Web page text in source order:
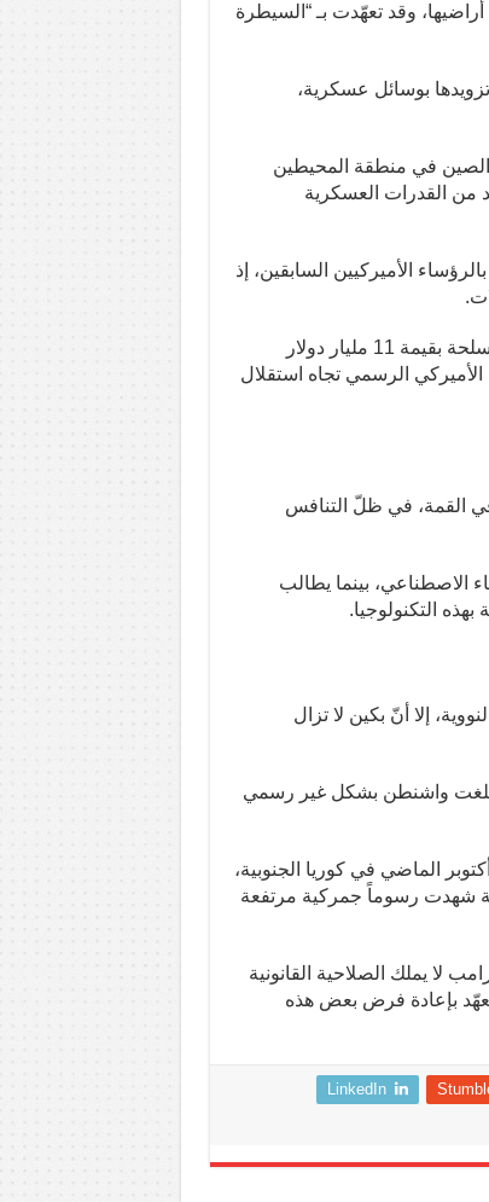
مليون نسمة، جزءاً من أراضيها، وقد تعهّدت بـ “السيطرة
تزويدها بوسائل عسكرية،
الصين في منطقة المحيطين
من القدرات العسكرية
الأميركيين السابقين، إذ
وأفادت تقارير بأنّ وزارة الخارجية الأميركية علّقت مؤقتاً حزمة أسلحة بقيمة 11 مليار دولار
الرسمي تجاه استقلال
القمة، في ظلّ التنافس
الاصطناعي، بينما يطالب
التكنولوجيا.
إلا أنّ بكين لا تزال
واشنطن بشكل غير رسمي
الماضي في كوريا الجنوبية،
شهدت رسوماً جمركية مرتفعة
لا يملك الصلاحية القانونية
تعهّد بإعادة فرض بعض هذه
LinkedIn